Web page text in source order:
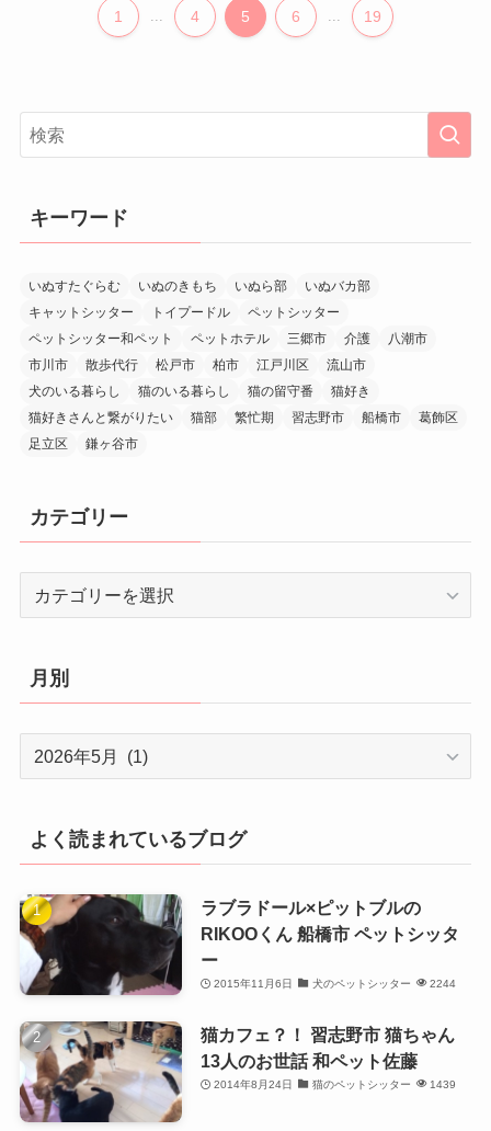
1 4 5 6 19
キーワード
いぬすたぐらむ いぬのきもち いぬら部
いぬバカ部
キャットシッター
トイプードル
ペットシッター
ペットシッター和ペット
ペットホテル 三郷市 介護
八潮市
市川市
散歩代行 松戸市 柏市 江戸川区
流山市
犬のいる暮らし
猫のいる暮らし 猫の留守番
猫好き
猫好きさんと繋がりたい
猫部 繁忙期 習志野市 船橋市
葛飾区
足立区
鎌ヶ谷市
カテゴリー
リ
ー
月別
よく読まれているブログ
ラブラドール×ピットブルの
RIKOOくん 船橋市 ペットシッタ
ー
2015年11月6日 犬のペットシッター 2244
猫カフェ？！ 習志野市 猫ちゃん
13人のお世話 和ペット佐藤
2014年8月24日 猫のペットシッター 1439